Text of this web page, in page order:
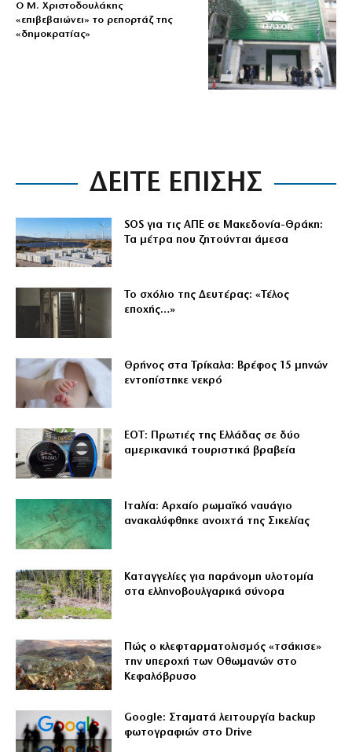
O Μ. Χριστοδουλάκης
«επιβεβαιώνει» το ρεπορτάζ της
«δημοκρατίας»
ΔΕΙΤΕ ΕΠΙΣΗΣ
SOS για τις ΑΠΕ σε Μακεδονία-Θράκη:
Τα μέτρα που ζητούνται άμεσα
Το σχόλιο της Δευτέρας: «Τέλος
εποχής…»
Θρήνος στα Τρίκαλα: Βρέφος 15 μηνών
εντοπίστηκε νεκρό
ΕΟΤ: Πρωτιές της Ελλάδας σε δύο
αμερικανικά τουριστικά βραβεία
Ιταλία: Αρχαίο ρωμαϊκό ναυάγιο
ανακαλύφθηκε ανοιχτά της Σικελίας
Καταγγελίες για παράνομη υλοτομία
στα ελληνοβουλγαρικά σύνορα
Πώς ο κλεφταρματολισμός «τσάκισε»
την υπεροχή των Οθωμανών στο
Κεφαλόβρυσο
Google: Σταματά λειτουργία backup
φωτογραφιών στο Drive